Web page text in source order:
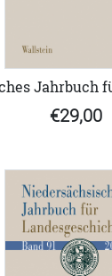
Jahrbuch
€29,00